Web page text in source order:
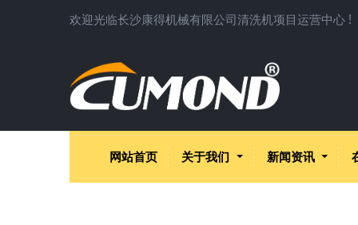
欢迎光临长沙康得机械有限公司清洗机项目运营中心 !
网站首页 关于我们 新闻资讯